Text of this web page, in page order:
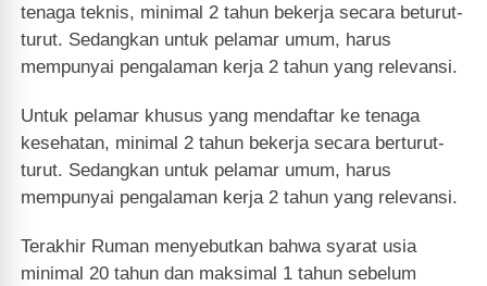
tenaga teknis, minimal 2 tahun bekerja secara beturut-
turut. Sedangkan untuk pelamar umum, harus
mempunyai pengalaman kerja 2 tahun yang relevansi.
Untuk pelamar khusus yang mendaftar ke tenaga
kesehatan, minimal 2 tahun bekerja secara berturut-
turut. Sedangkan untuk pelamar umum, harus
mempunyai pengalaman kerja 2 tahun yang relevansi.
Terakhir Ruman menyebutkan bahwa syarat usia
minimal 20 tahun dan maksimal 1 tahun sebelum